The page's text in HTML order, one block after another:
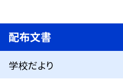
配布文書
学校だより